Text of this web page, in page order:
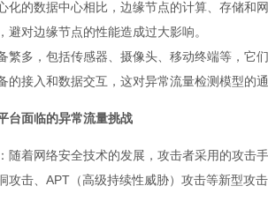
化的数据中心相比，边缘节点的计算、存储
避对边缘节点的性能造成过大影响。
繁多，包括传感器、摄像头、移动终端等，
的接入和数据交互，这对异常流量检测模型的
台面临的异常流量挑战
随着网络安全技术的发展，攻击者采用的攻击
攻击、APT（高级持续性威胁）攻击等新型攻